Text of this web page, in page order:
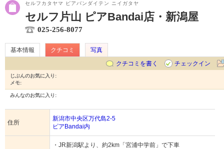
セルフカタヤマ ピアバンダイテン ニイガタヤ
セルフ片山 ピアBandai店・新潟屋
025-256-8077
基本情報 クチコミ
写真
クチコミを書く
チェックイン
じぶんのお気に入り:
メモ:
みんなのお気に入り:
住所
新潟市中央区万代島2-5
ピアBandai内
・JR新潟駅より、約2km「宮浦中学前」で下車